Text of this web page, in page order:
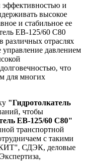
эффективностью и
высокое
и стабильное ее
ЕВ-125/60 С80
различных отраслях
управление давлением
что
для многих
"Гидротолкатель
чтобы
ЕВ-125/60 С80"
транспортной
с такими
СДЭК, деловые